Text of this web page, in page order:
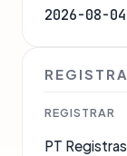
2026-08-04
REGISTRAR
PT